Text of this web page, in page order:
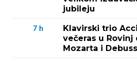
jubileju
7 h
Klavirski trio
večeras u Rovinj
Mozarta i